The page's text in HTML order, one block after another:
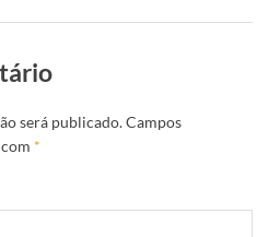
será publicado.Campos
*